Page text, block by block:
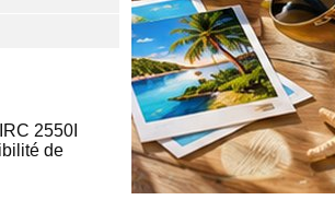
2550I
de